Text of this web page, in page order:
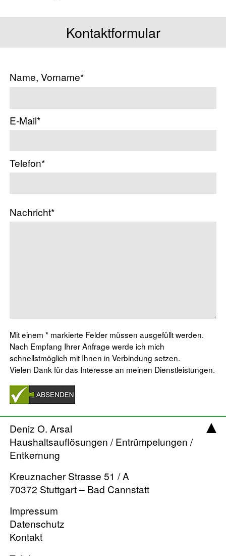
Kontaktformular
Name, Vorname*
E-Mail*
Telefon*
Nachricht*
Mit einem * markierte Felder müssen ausgefüllt werden.
Nach Empfang Ihrer Anfrage werde ich mich
schnellstmöglich mit Ihnen in Verbindung setzen.
Vielen Dank für das Interesse an meinen Dienstleistungen.
Deniz O. Arsal
Haushaltsauflösungen / Entrümpelungen /
Entkernung
Kreuznacher Strasse 51 / A
70372 Stuttgart – Bad Cannstatt
Impressum
Datenschutz
Kontakt